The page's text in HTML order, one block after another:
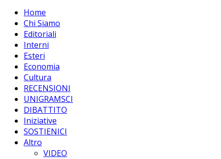
Home
Chi Siamo
Editoriali
Interni
Esteri
Economia
Cultura
RECENSIONI
UNIGRAMSCI
DIBATTITO
Iniziative
SOSTIENICI
Altro
VIDEO